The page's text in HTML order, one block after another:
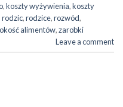
,koszty wyżywienia,koszty
rodzic,rodzice,rozwód,
alimentów,zarobki
Leave a comment